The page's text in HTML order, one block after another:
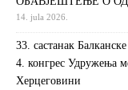
14. jula 2026.
33. састанак
4. конгрес Удружења
Херцеговини